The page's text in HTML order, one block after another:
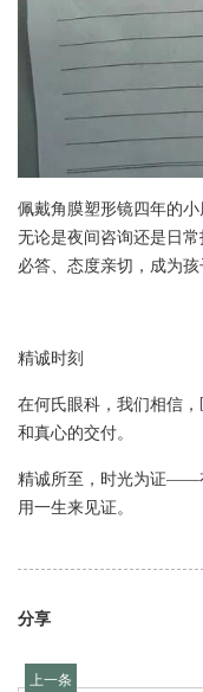
佩戴角膜塑形镜四年的
无论是夜间咨询还是日
必答、态度亲切，成为
精诚时刻
在何氏眼科，我们相信
和真心的交付。
精诚所至，时光为证——
用一生来见证。
分享
上一条